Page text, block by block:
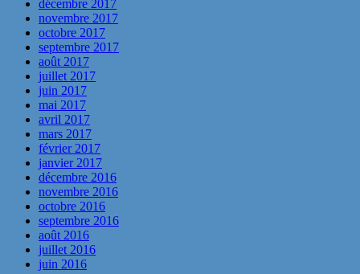
décembre 2017
novembre 2017
octobre 2017
septembre 2017
août 2017
juillet 2017
juin 2017
mai 2017
avril 2017
mars 2017
février 2017
janvier 2017
décembre 2016
novembre 2016
octobre 2016
septembre 2016
août 2016
juillet 2016
juin 2016